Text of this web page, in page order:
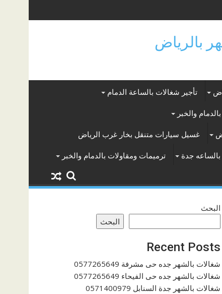
تأجير شغالات بالساعة الدمام
والخبر
غسيل سيارات متنقل بخار غرب الرياض
جدة ترميمات ومقاولات بالدمام والخبر
البحث
البحث
Recent Posts
شغالات بالشهر جده حى مشرفة 0577265649
شغالات بالشهر جده حى الفيحاء 0577265649
شغالات بالشهر جدة السنابل 0571400979